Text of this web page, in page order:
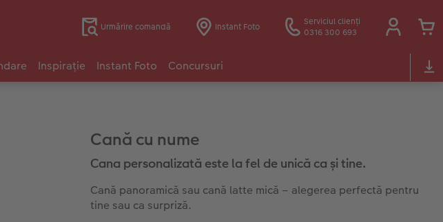
Urmărire comandă Instant Foto
Serviciul clienți
0316 300 693
Inspirație Instant Foto Concursuri
Cană cu nume
Cana personalizată este la fel de unică ca și tine.
Cană panoramică sau cană latte mică – alegerea perfectă pentru
tine sau ca surpriză.